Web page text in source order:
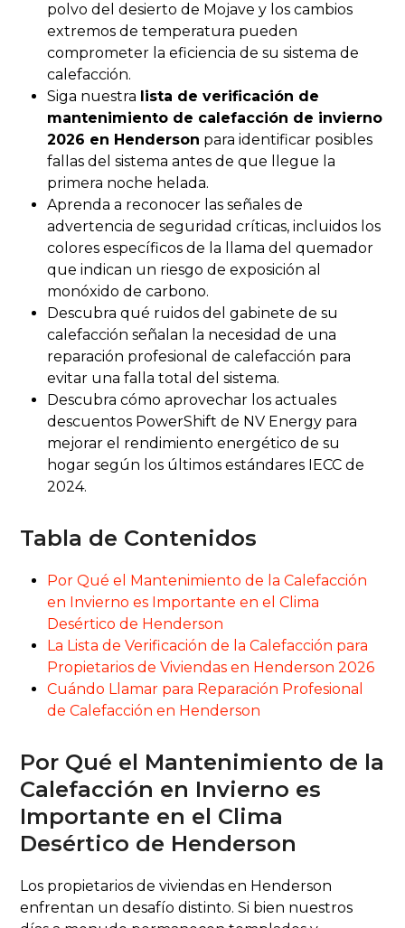
polvo del desierto de Mojave y los cambios
extremos de temperatura pueden
comprometer la eficiencia de su sistema de
calefacción.
Siga nuestra lista de verificación de
mantenimiento de calefacción de invierno
2026 en Henderson para identificar posibles
fallas del sistema antes de que llegue la
primera noche helada.
Aprenda a reconocer las señales de
advertencia de seguridad críticas, incluidos los
colores específicos de la llama del quemador
que indican un riesgo de exposición al
monóxido de carbono.
Descubra qué ruidos del gabinete de su
calefacción señalan la necesidad de una
reparación profesional de calefacción para
evitar una falla total del sistema.
Descubra cómo aprovechar los actuales
descuentos PowerShift de NV Energy para
mejorar el rendimiento energético de su
hogar según los últimos estándares IECC de
2024.
Tabla de Contenidos
Por Qué el Mantenimiento de la Calefacción
en Invierno es Importante en el Clima
Desértico de Henderson
La Lista de Verificación de la Calefacción para
Propietarios de Viviendas en Henderson 2026
Cuándo Llamar para Reparación Profesional
de Calefacción en Henderson
Por Qué el Mantenimiento de la
Calefacción en Invierno es
Importante en el Clima
Desértico de Henderson
Los propietarios de viviendas en Henderson
enfrentan un desafío distinto. Si bien nuestros